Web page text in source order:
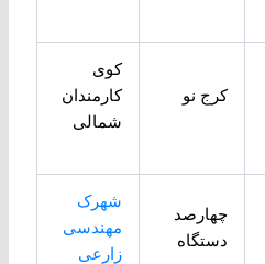
کرج نو
کوی
کارمندان
شمالی
چهارصد
دستگاه
شهرک
مهندسی
زارعی